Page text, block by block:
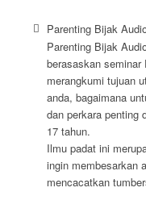
Parenting Bijak
Parenting Bijak
berasaskan
merangkumi tujuan
anda, bagaimana
dan perkara penting
17 tahun.
Ilmu padat ini
ingin membesarkan
mencacatkan